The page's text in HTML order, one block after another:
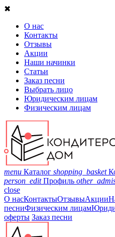
✖
О нас
Контакты
Отзывы
Акции
Наши начинки
Статьи
Заказ песни
Выбрать лицо
Юридическим лицам
Физическим лицам
menu Каталог shopping_basket
person_edit Профиль
close
О насКонтактыОтзывыАкции
песниФизическим лицам
оферты Заказ песни